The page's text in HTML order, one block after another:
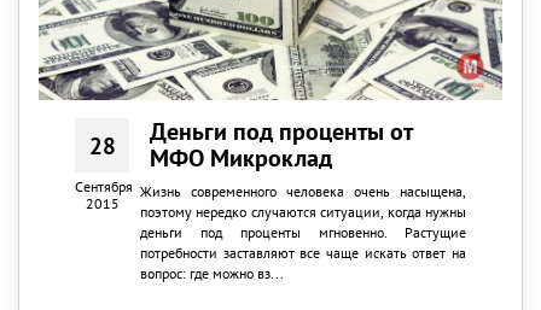
28
Сентября
2015
Деньги под проценты от
МФО Микроклад
Жизнь современного человека очень насыщена,
поэтому нередко случаются ситуации, когда нужны
деньги под проценты мгновенно. Растущие
потребности заставляют все чаще искать ответ на
вопрос: где можно вз...